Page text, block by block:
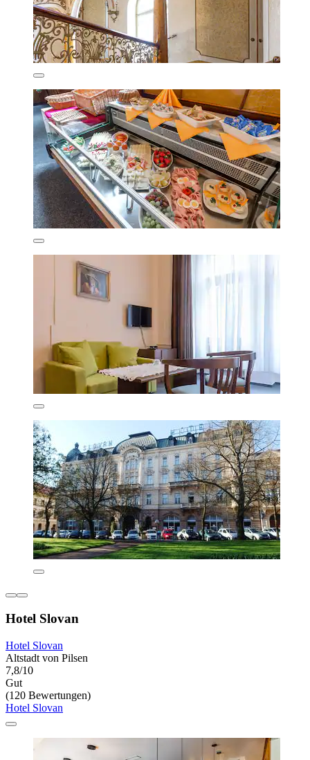
Hotel Slovan
Hotel Slovan
Altstadt von Pilsen
7,8/10
Gut
(120 Bewertungen)
Hotel Slovan